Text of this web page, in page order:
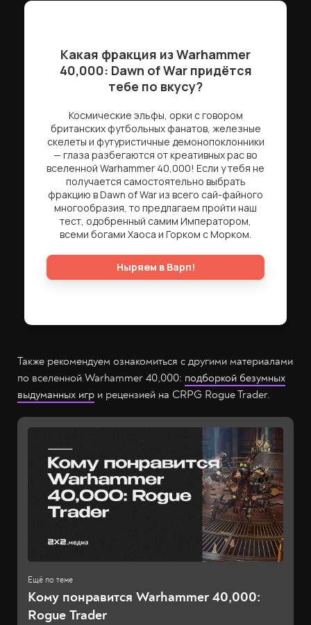
Также рекомендуем ознакомиться с другими материалами
по вселенной Warhammer 40,000: подборкой безумных
выдуманных игр и рецензией на CRPG Rogue Trader.
Кому понравится Warhammer 40,000:
Rogue Trader